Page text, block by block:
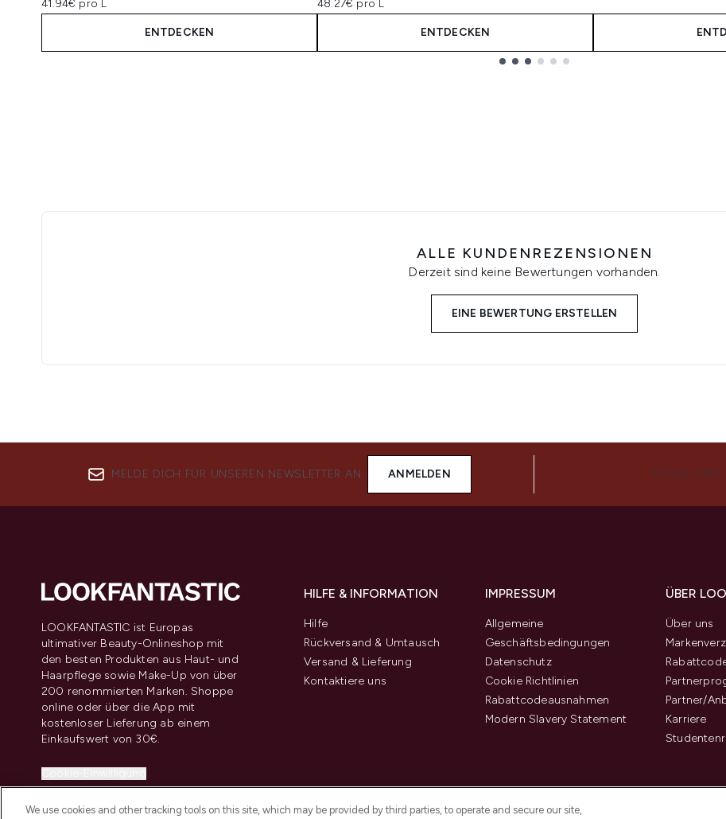
41.94€ pro L
ENTDECKEN
48.27€ pro L
ENTDECKEN
ALLE KUNDENREZENSIONEN
Derzeit sind keine Bewertungen vorhanden.
EINE BEWERTUNG ERSTELLEN
MELDE DICH FÜR UNSEREN NEWSLETTER AN ANMELDEN FOLGE UNS
LOOKFANTASTIC ist Europas
ultimativer Beauty-Onlineshop mit
den besten Produkten aus Haut- und
Haarpflege sowie Make-Up von über
200 renommierten Marken. Shoppe
online oder über die App mit
kostenloser Lieferung ab einem
Einkaufswert von 30€.
Information
HILFE & INFORMATION
Hilfe
Rückversand & Umtausch
Versand & Lieferung
Kontaktiere uns
IMPRESSUM
Allgemeine
Geschäftsbedingungen
Datenschutz
Cookie Richtlinien
Rabattcodeausnahmen
Modern Slavery Statement
ÜBER
Über uns
Partner/
Karriere
We use cookies and other tracking tools on this site, which may be provided by third parties, to operate and secure our site,